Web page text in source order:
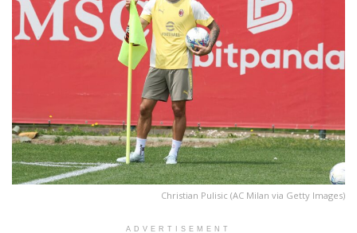
Christian Pulisic (AC Milan via Getty Images)
ADVERTISEMENT